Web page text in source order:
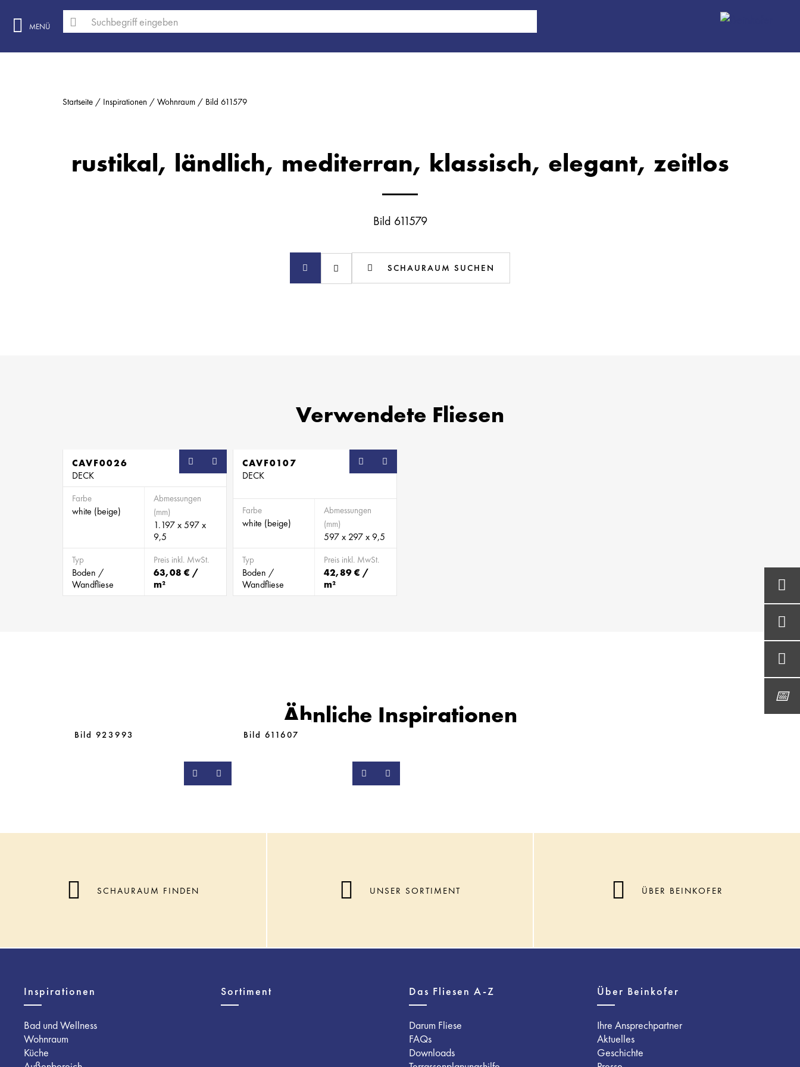
MENÜ
Startseite Inspirationen Wohnraum Bild 611579
rustikal, ländlich, mediterran, klassisch, elegant, zeitlos
Bild 611579
SCHAURAUM SUCHEN
Verwendete Fliesen
CAVF0026
DECK
Farbe
white (beige)
Abmessungen
(mm)
1.197 x 597 x
9,5
Typ
Boden /
Wandfliese
Preis inkl. MwSt.
63,08 € /
m²
CAVF0107
DECK
Farbe
white (beige)
Abmessungen
(mm)
597 x 297 x 9,5
Typ
Boden /
Wandfliese
Preis inkl. MwSt.
42,89 € /
m²
Ähnliche Inspirationen
Bild 923993 Bild 611607
SCHAURAUM FINDEN UNSER SORTIMENT ÜBER BEINKOFER
Inspirationen
Bad und Wellness
Wohnraum
Küche
Sortiment Das Fliesen A-Z
Darum Fliese
FAQs
Downloads
Über Beinkofer
Ihre Ansprechpartner
Aktuelles
Geschichte